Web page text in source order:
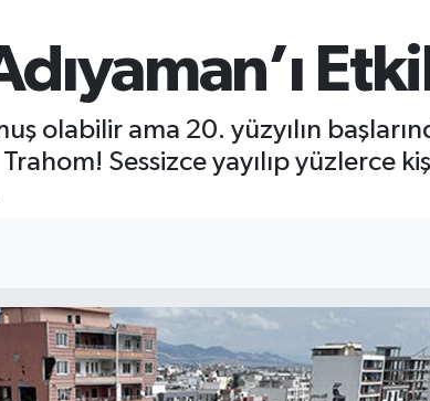
olabilir ama 20. yüzyılın
Sessizce yayılıp yüzlerce